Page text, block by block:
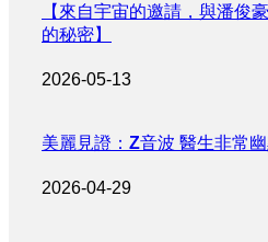
【來自宇宙的邀請，與潘俊
的秘密】
2026-05-13
美麗見證：Z音波 醫生非常
2026-04-29